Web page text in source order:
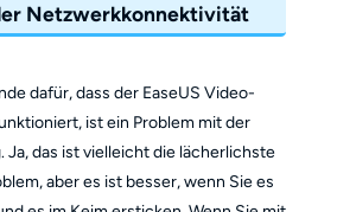
Netzwerkkonnektivität
dafür, dass der EaseUS Video-
ist ein Problem mit der
das ist vielleicht die lächerlichste
aber es ist besser, wenn Sie es